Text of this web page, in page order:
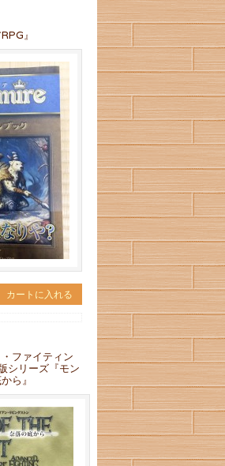
』
カートに入れる
・ファイティン
シリーズ『モン
ら』